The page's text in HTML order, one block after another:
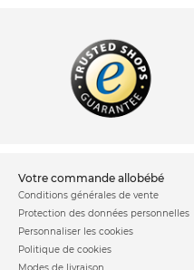
votre commande allobébé
Conditions générales de vente
Protection des données personnelles
Personnaliser les cookies
Politique de cookies